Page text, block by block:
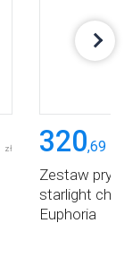
zł 320,69
Zestaw
starlight
Euphoria